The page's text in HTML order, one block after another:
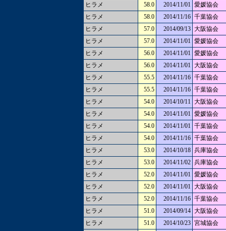
ヒラメ
58.0 2014/11/01 愛媛協会
ヒラメ
58.0 2014/11/16 千葉協会
ヒラメ
57.0 2014/09/13 大阪協会
ヒラメ
57.0 2014/11/01 愛媛協会
ヒラメ
56.0 2014/11/01 愛媛協会
ヒラメ
56.0 2014/11/01 大阪協会
ヒラメ
55.5 2014/11/16 千葉協会
ヒラメ
55.5 2014/11/16 千葉協会
ヒラメ
54.0 2014/10/11 大阪協会
ヒラメ
54.0 2014/11/01 愛媛協会
ヒラメ
54.0 2014/11/01 千葉協会
ヒラメ
54.0 2014/11/16 千葉協会
ヒラメ
53.0 2014/10/18 兵庫協会
ヒラメ
53.0 2014/11/02 兵庫協会
ヒラメ
52.0 2014/11/01 愛媛協会
ヒラメ
52.0 2014/11/01 大阪協会
ヒラメ
52.0 2014/11/16 千葉協会
ヒラメ
51.0 2014/09/14 大阪協会
ヒラメ
51.0 2014/10/23 宮城協会